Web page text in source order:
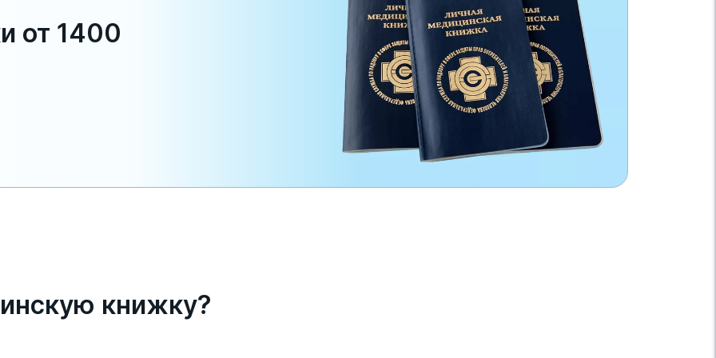
книжку?
от 1400